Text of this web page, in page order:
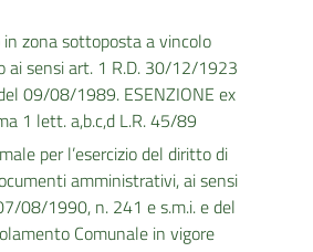
zona sottoposta a vincolo
ai sensi art. 1 R.D. 30/12/1923
09/08/1989. ESENZIONE ex
1 lett. a,b.c,d L.R. 45/89
per l’esercizio del diritto di
amministrativi, ai sensi
08/1990, n. 241 e s.m.i. e del
Comunale in vigore